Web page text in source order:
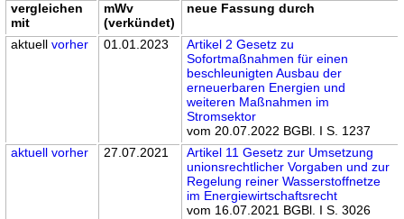
vergleichen
mit
mWv
(verkündet)
neue Fassung durch
aktuellvorher 01.01.2023
Artikel 2 Gesetz zu
Sofortmaßnahmen für einen
beschleunigten Ausbau der
erneuerbaren Energien und
weiteren Maßnahmen im
Stromsektor
vom 20.07.2022 BGBl. I S. 1237
aktuell vorher 27.07.2021
Artikel 11 Gesetz zur Umsetzung
unionsrechtlicher Vorgaben und zur
Regelung reiner Wasserstoffnetze
im Energiewirtschaftsrecht
vom 16.07.2021 BGBl. I S. 3026